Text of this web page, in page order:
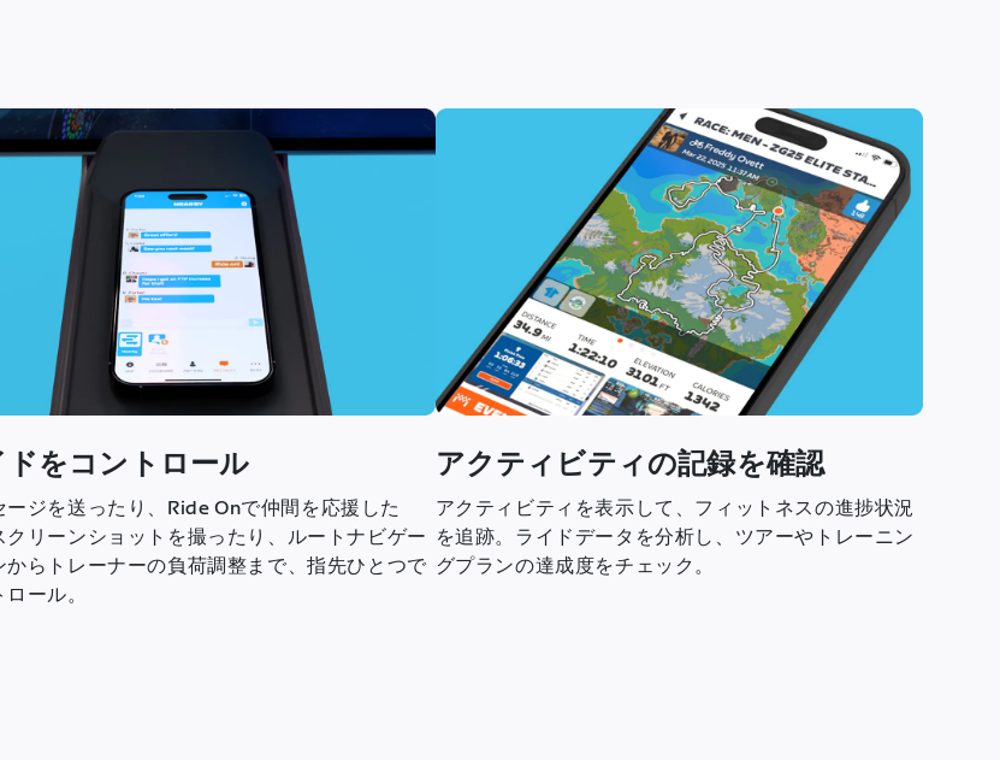
ドをコントロール
ージを送ったり、Ride Onで仲間を応援した
クリーンショットを撮ったり、ルートナビゲー
からトレーナーの負荷調整まで、指先ひとつで
ール。
アクティビティの記録を確認
アクティビティを表示して、フィットネスの進捗状況
を追跡。ライドデータを分析し、ツアーやトレーニン
グプランの達成度をチェック。